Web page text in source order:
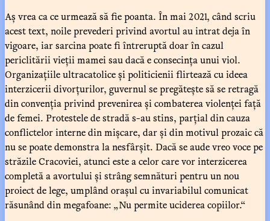
Aș vrea ca ce urmează să fie poanta. În mai 2021, când scriu
acest text, noile prevederi privind avortul au intrat deja în
vigoare, iar sarcina poate fi întreruptă doar în cazul
periclitării vieții mamei sau dacă e consecința unui viol.
Organizațiile ultracatolice și politicienii flirtează cu ideea
interzicerii divorțurilor, guvernul se pregătește să se retragă
din convenția privind prevenirea și combaterea violenței față
de femei. Protestele de stradă s-au stins, parțial din cauza
conflictelor interne din mișcare, dar și din motivul prozaic că
nu se poate demonstra la nesfârșit. Dacă se aude vreo voce pe
străzile Cracoviei, atunci este a celor care vor interzicerea
completă a avortului și strâng semnături pentru un nou
proiect de lege, umplând orașul cu invariabilul comunicat
răsunând din megafoane: „Nu permite uciderea copiilor.“